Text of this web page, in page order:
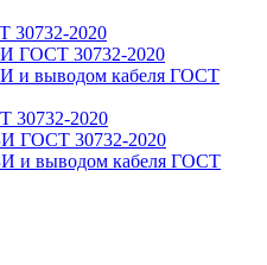
2020
ГОСТ 30732-2020
выводом кабеля ГОСТ
2020
ГОСТ 30732-2020
выводом кабеля ГОСТ